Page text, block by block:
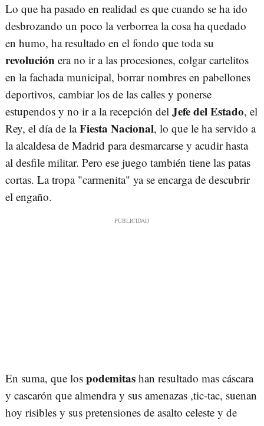
Lo que ha pasado en realidad es que cuando se ha ido
desbrozando un poco la verborrea la cosa ha quedado
en humo, ha resultado en el fondo que toda su
revolución era no ir a las procesiones, colgar cartelitos
en la fachada municipal, borrar nombres en pabellones
deportivos, cambiar los de las calles y ponerse
estupendos y no ir a la recepción del Jefe del Estado, el
Rey, el día de laFiesta Nacional, lo que le ha servido a
la alcaldesa de Madrid para desmarcarse y acudir hasta
al desfile militar. Pero ese juego también tiene las patas
cortas. La tropa "carmenita" ya se encarga de descubrir
el engaño.
En suma, que los podemitas han resultado mas cáscara
y cascarón que almendra y sus amenazas ,tic-tac, suenan
hoy risibles y sus pretensiones de asalto celeste y de